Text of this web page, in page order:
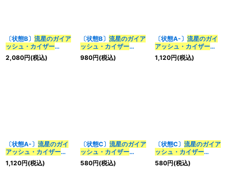
〔状態B〕 流星のガイア
ッシュ・カイザー
【SR】
{24EX1PR4/PR5}
2,080円(税込)
〔状態B〕 流星のガイア
ッシュ・カイザー
【SR】{25EX2超13/超
50}《多》
980円(税込)
〔状態A-〕 流星のガイ
アッシュ・カイザー
【SR】
{22RP1TR6/TR10}
1,120円(税込)
〔状態A-〕 流星のガイ
アッシュ・カイザー
【SR】
{22RP2TR7/TR10}
1,120円(税込)
〔状態C〕 流星のガイア
ッシュ・カイザー
【SR】
{22RP2TR7/TR10}
580円(税込)
〔状態C〕 流星のガイア
ッシュ・カイザー
【SR】
{23BD1SE3/SE10}
580円(税込)